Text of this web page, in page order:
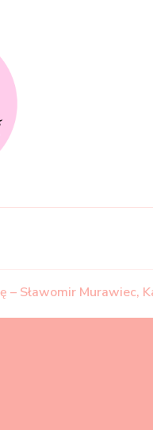
– Sławomir Murawiec,